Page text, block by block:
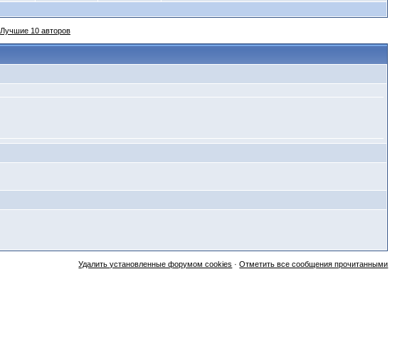
Лучшие 10 авторов
Удалить установленные форумом cookies ·Отметить все сообщения прочитанными